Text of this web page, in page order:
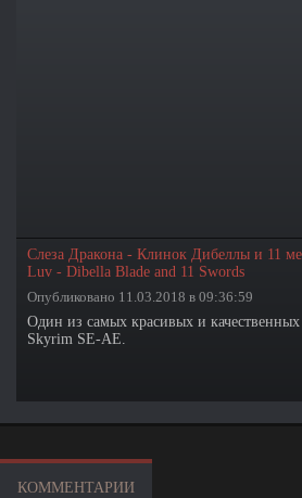
Слеза Дракона - Клинок Дибеллы и 11
Luv - Dibella Blade and 11 Swords
Опубликовано 11.03.2018 в 09:36:59
Один из самых красивых и
Skyrim SE-АЕ.
КОММЕНТАРИИ